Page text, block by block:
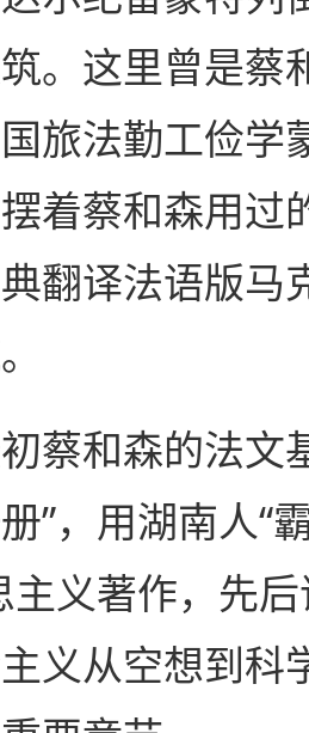
。这里曾是蔡
旅法勤工俭学
着蔡和森用过
翻译法语版马
和森的法文
”，用湖南人“
主义著作，先
义从空想到科